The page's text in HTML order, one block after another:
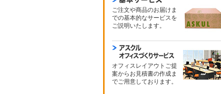
ご注文や商品のお届けま
での基本的なサービスを
ご説明いたします。
オフィスレイアウトご提
案からお見積書の作成ま
でご用意しております。